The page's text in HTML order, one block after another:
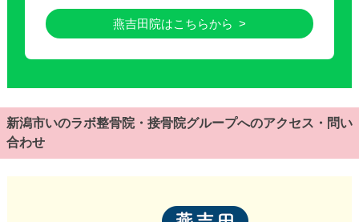
燕吉田院はこちらから
新潟市いのラボ整骨院・接骨院グループへのアクセス・問い
合わせ